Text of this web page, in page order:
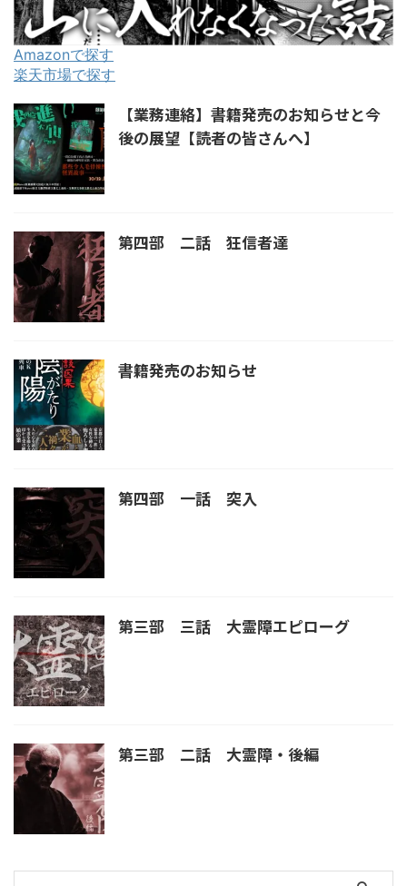
Amazonで探す
楽天市場で探す
【業務連絡】書籍発売のお知らせと今
後の展望【読者の皆さんへ】
第四部 二話 狂信者達
書籍発売のお知らせ
第四部 一話 突入
第三部 三話 大霊障エピローグ
第三部 二話 大霊障・後編